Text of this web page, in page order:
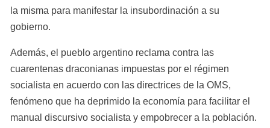
la misma para manifestar la insubordinación a su
gobierno.
Además, el pueblo argentino reclama contra las
cuarentenas draconianas impuestas por el régimen
socialista en acuerdo con las directrices de la OMS,
fenómeno que ha deprimido la economía para facilitar el
manual discursivo socialista y empobrecer a la población.